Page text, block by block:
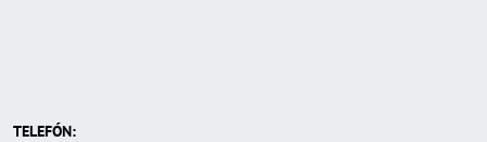
TELEFÓN: